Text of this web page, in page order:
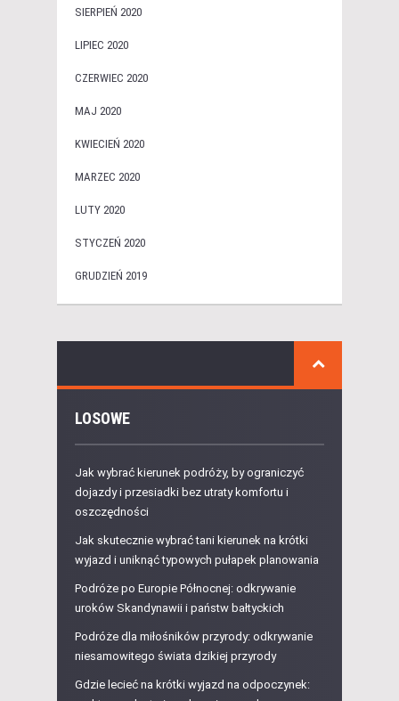
SIERPIEŃ 2020
LIPIEC 2020
CZERWIEC 2020
MAJ 2020
KWIECIEŃ 2020
MARZEC 2020
LUTY 2020
STYCZEŃ 2020
GRUDZIEŃ 2019
LOSOWE
Jak wybrać kierunek podróży, by ograniczyć
dojazdy i przesiadki bez utraty komfortu i
oszczędności
Jak skutecznie wybrać tani kierunek na krótki
wyjazd i uniknąć typowych pułapek planowania
Podróże po Europie Północnej: odkrywanie
uroków Skandynawii i państw bałtyckich
Podróże dla miłośników przyrody: odkrywanie
niesamowitego świata dzikiej przyrody
Gdzie lecieć na krótki wyjazd na odpoczynek: